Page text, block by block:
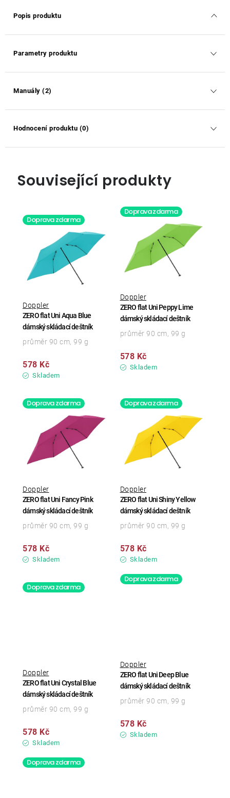
Popis produktu
Parametry produktu
Manuály (2)
Hodnocení produktu (0)
Související produkty
Doprava zdarma
ZERO flat Uni Aqua Blue
dámský skládací deštník
Doppler
Skladem
578 Kč
průměr 90 cm, 99 g
Doprava zdarma
ZERO flat Uni Peppy Lime
dámský skládací deštník
Doppler
Skladem
578 Kč
průměr 90 cm, 99 g
Doprava zdarma
ZERO flat Uni Fancy Pink
dámský skládací deštník
Doppler
Skladem
578 Kč
průměr 90 cm, 99 g
Doprava zdarma
ZERO flat Uni Shiny Yellow
dámský skládací deštník
Doppler
Skladem
578 Kč
průměr 90 cm, 99 g
Doprava zdarma
ZERO flat Uni Crystal Blue
dámský skládací deštník
Doppler
Skladem
578 Kč
průměr 90 cm, 99 g
Doprava zdarma
ZERO flat Uni Deep Blue
dámský skládací deštník
Doppler
Skladem
578 Kč
průměr 90 cm, 99 g
Doprava zdarma